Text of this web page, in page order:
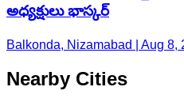
అధ్యక్షులు భాస్కర్
Balkonda, Nizamabad | Aug 8,
Nearby Cities